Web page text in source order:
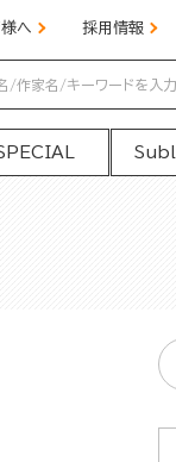
へ 採用情報